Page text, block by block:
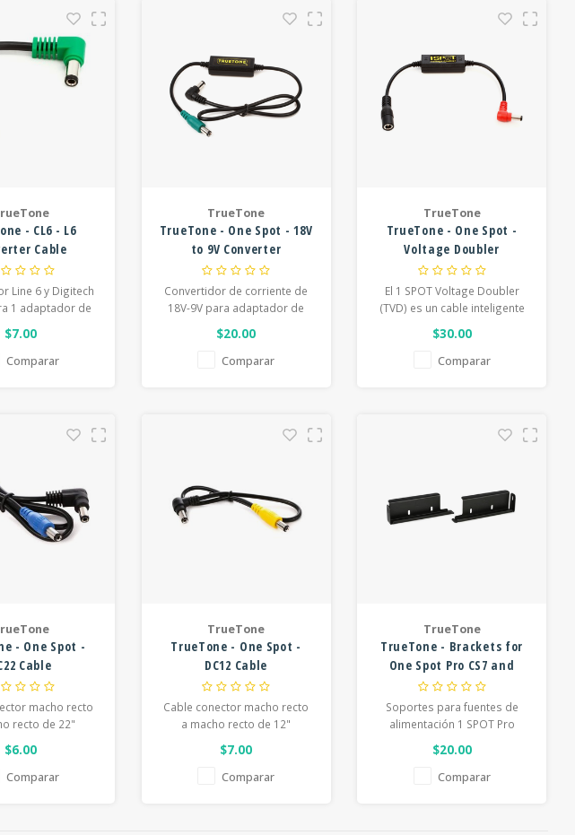
- CL6 - L6
Cable
Line 6 y Digitech
1 adaptador de
$7.00
Comparar
TrueTone
TrueTone - One Spot - 18V
to 9V Converter
Convertidor de corriente de
18V-9V para adaptador de
$20.00
Comparar
TrueTone
TrueTone - One Spot -
Voltage Doubler
El 1 SPOT Voltage Doubler
(TVD) es un cable inteligente
para convertir 9Vdc a 18Vdc,
pero también puede
manejar hasta 100 mA de
$30.00
Comparar
- One Spot -
Cable
macho recto
recto de 22"
$6.00
Comparar
TrueTone
TrueTone - One Spot -
DC12 Cable
Cable conector macho recto
a macho recto de 12"
$7.00
Comparar
TrueTone
TrueTone - Brackets for
One Spot Pro CS7 and
CS12
Soportes para fuentes de
alimentación 1 SPOT Pro
$20.00
Comparar